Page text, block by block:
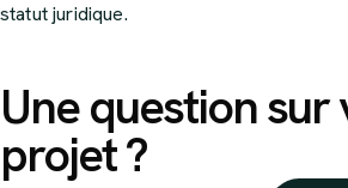
statut juridique.
Une question sur
projet ?